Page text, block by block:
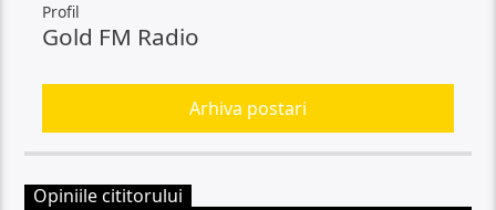
Profil
Gold FM Radio
Arhiva postari
Opiniile cititorului